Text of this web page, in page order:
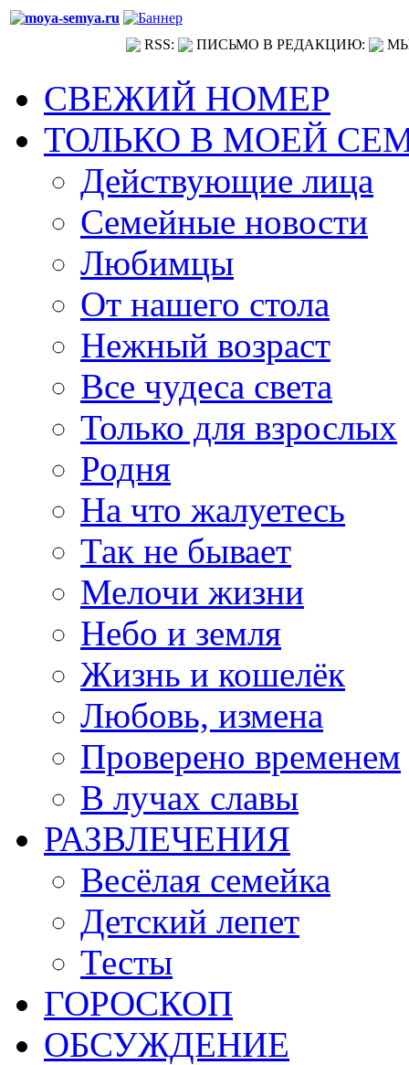
RSS: ПИСЬМО В РЕДАКЦИЮ:
СВЕЖИЙ НОМЕР
ТОЛЬКО В МОЕЙ
Действующие лица
Семейные новости
Любимцы
От нашего стола
Нежный возраст
Все чудеса света
Только для взрослых
Родня
На что жалуетесь
Так не бывает
Мелочи жизни
Небо и земля
Жизнь и кошелёк
Любовь, измена
Проверено временем
В лучах славы
РАЗВЛЕЧЕНИЯ
Весёлая семейка
Детский лепет
Тесты
ГОРОСКОП
ОБСУЖДЕНИЕ